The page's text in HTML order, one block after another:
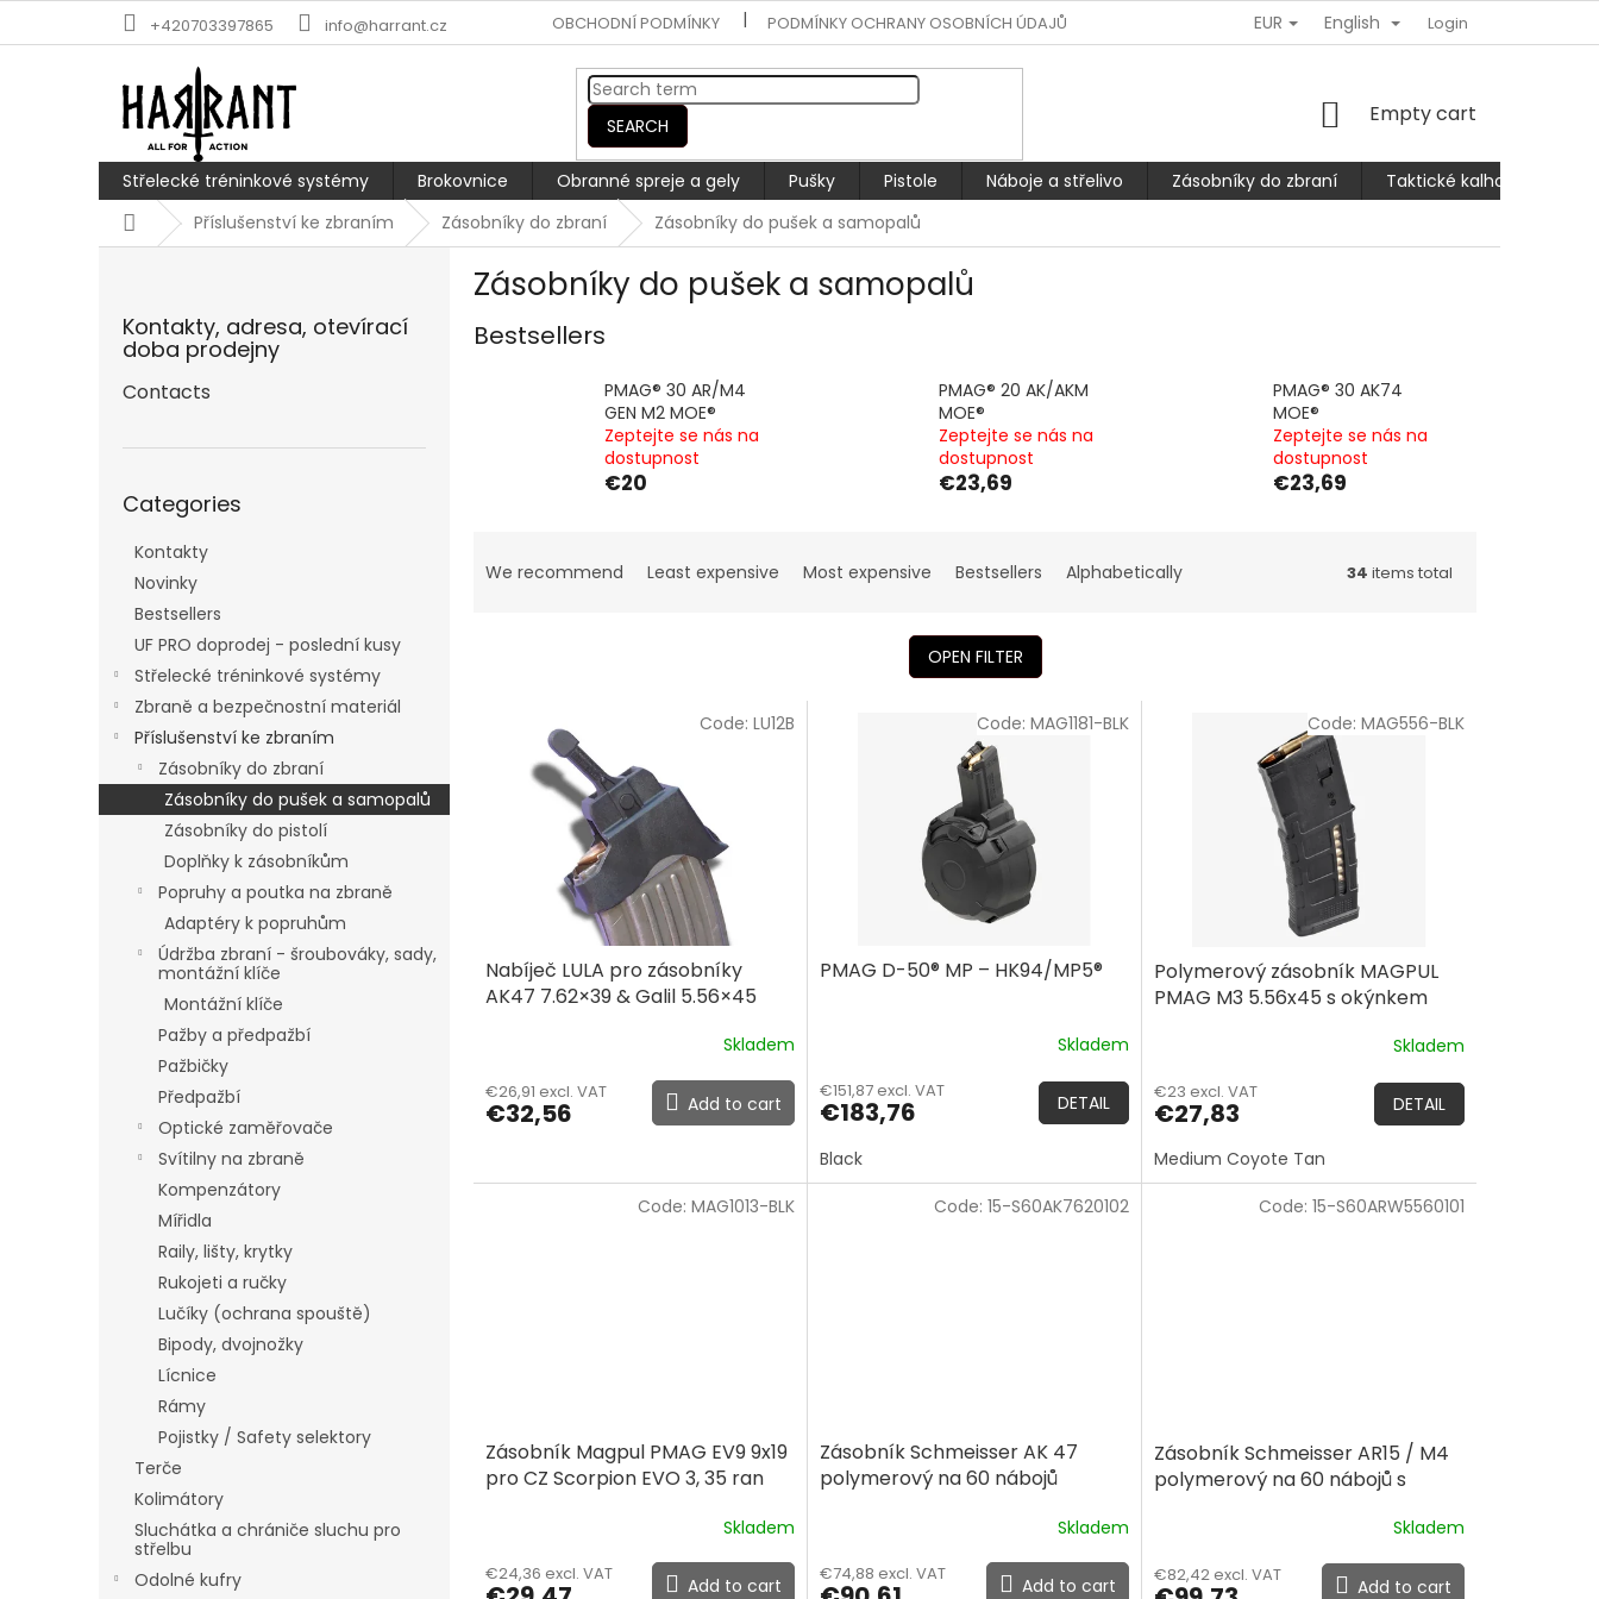
+420703397865 info@harrant.cz OBCHODNÍ PODMÍNKY PODMÍNKY OCHRANY OSOBNÍCH ÚDAJŮ REKLAMACE NEBO VRÁCENÍ/VÝMĚNA ZBOŽÍ
EUR English Login
SEARCH
SHOPPING
Empty cart
Střelecké tréninkové systémy Brokovnice Obranné spreje a gely Pušky Pistole Náboje a střelivo Zásobníky do zbraní Taktické kalhoty
HomePříslušenství ke zbraním Zásobníky do zbraní Zásobníky do pušek a samopalů
Kontakty, adresa, otevírací
doba prodejny
Contacts
categories
Categories
Kontakty
Novinky
Bestsellers
UF PRO doprodej - poslední kusy
Střelecké tréninkové systémy
Zbraně a bezpečnostní materiál
Příslušenství ke zbraním
Zásobníky do zbraní
Zásobníky do pušek a samopalů
Zásobníky do pistolí
Doplňky k zásobníkům
Popruhy a poutka na zbraně
Adaptéry k popruhům
Údržba zbraní - šroubováky, sady,
montážní klíče
Montážní klíče
Pažby a předpažbí
Pažbičky
Předpažbí
Optické zaměřovače
Svítilny na zbraně
Kompenzátory
Mířidla
Raily, lišty, krytky
Rukojeti a ručky
Lučíky (ochrana spouště)
Bipody, dvojnožky
Lícnice
Rámy
Pojistky / Safety selektory
Terče
Kolimátory
Sluchátka a chrániče sluchu pro
střelbu
Odolné kufry
Zásobníky do pušek a samopalů
Bestsellers
PMAG® 30 AR/M4
GEN M2 MOE®
Zeptejte se nás na
dostupnost
€20
PMAG® 20 AK/AKM
MOE®
Zeptejte se nás na
dostupnost
€23,69
PMAG® 30 AK74
MOE®
Zeptejte se nás na
dostupnost
€23,69
We recommend Least expensive Most expensive Bestsellers Alphabetically 34 items total
OPEN FILTER
c
Nabíječ LULA pro zásobníky
AK47 7.62×39 & Galil 5.56×45
Skladem
€26,91 excl. VAT
€32,56 Add to cart
Code: LU12B
PMAG D-50® MP – HK94/MP5®
Skladem
€151,87 excl. VAT
€183,76 DETAIL
Black
Code: MAG1181-BLK
Polymerový zásobník MAGPUL
PMAG M3 5.56x45 s okýnkem
Skladem
€23 excl. VAT
€27,83 DETAIL
Medium Coyote Tan
Code: MAG556-BLK
Zásobník Magpul PMAG EV9 9x19
pro CZ Scorpion EVO 3, 35 ran
Skladem
€24,36 excl. VAT
Add to cart
Code: MAG1013-BLK
Zásobník Schmeisser AK 47
polymerový na 60 nábojů
Skladem
€74,88 excl. VAT
Add to cart
Code: 15-S60AK7620102
Zásobník Schmeisser AR15 / M4
polymerový na 60 nábojů s
Skladem
€82,42 excl. VAT
Add to cart
Code: 15-S60ARW5560101